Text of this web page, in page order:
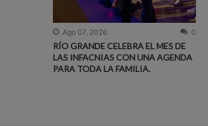
Ago 07, 2026 0
RÍO GRANDE CELEBRA EL MES DE
LAS INFACNIAS CON UNA AGENDA
PARA TODA LA FAMILIA.